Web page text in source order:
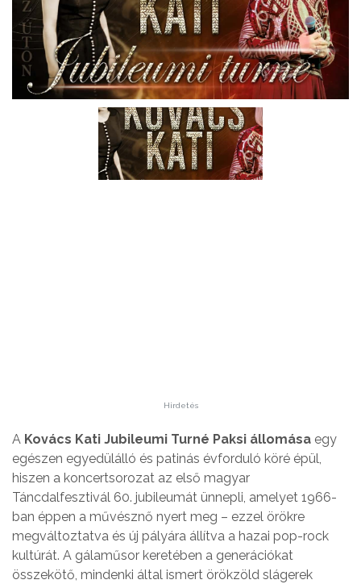
Hirdetés
A Kovács Kati Jubileumi Turné Paksi állomása egy
egészen egyedülálló és patinás évforduló köré épül,
hiszen a koncertsorozat az első magyar
Táncdalfesztivál 60. jubileumát ünnepli, amelyet 1966-
ban éppen a művésznő nyert meg – ezzel örökre
megváltoztatva és új pályára állítva a hazai pop-rock
kultúrát. A gálaműsor keretében a generációkat
összekötő, mindenki által ismert örökzöld slágerek